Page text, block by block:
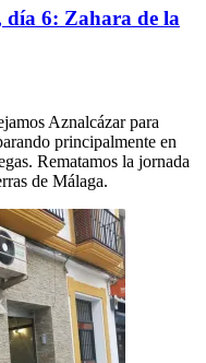
6: Zahara de la
Aznalcázar para
principalmente en
Rematamos la jornada
de Málaga.